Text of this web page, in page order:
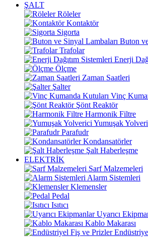
ŞALT
Röleler
Kontaktör
Sigorta
Buton
Trafolar
Enerji
Ölçme
Zaman Saatleri
Şalter
Vinç
Şönt Reaktör
Harmonik Filtre
Yumuşak
Parafudr
Kondansatörler
Şalt Haberleşme
ELEKTRİK
Sarf Malzemeleri
Alarm Sistemleri
Klemensler
Pedal
Isıtıcı
Uyarıcı
Kablo Makarası